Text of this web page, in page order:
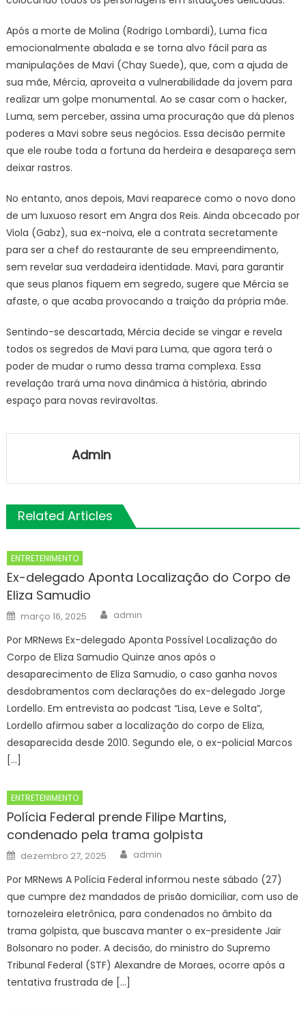
Após a morte de Molina (Rodrigo Lombardi), Luma fica
emocionalmente abalada e se torna alvo fácil para as
manipulações de Mavi (Chay Suede), que, com a ajuda de
sua mãe, Mércia, aproveita a vulnerabilidade da jovem para
realizar um golpe monumental. Ao se casar com o hacker,
Luma, sem perceber, assina uma procuração que dá plenos
poderes a Mavi sobre seus negócios. Essa decisão permite
que ele roube toda a fortuna da herdeira e desapareça sem
deixar rastros.
No entanto, anos depois, Mavi reaparece como o novo dono
de um luxuoso resort em Angra dos Reis. Ainda obcecado por
Viola (Gabz), sua ex-noiva, ele a contrata secretamente
para ser a chef do restaurante de seu empreendimento,
sem revelar sua verdadeira identidade. Mavi, para garantir
que seus planos fiquem em segredo, sugere que Mércia se
afaste, o que acaba provocando a traição da própria mãe.
Sentindo-se descartada, Mércia decide se vingar e revela
todos os segredos de Mavi para Luma, que agora terá o
poder de mudar o rumo dessa trama complexa. Essa
revelação trará uma nova dinâmica à história, abrindo
espaço para novas reviravoltas.
Admin
Related Articles
ENTRETENIMENTO
Ex-delegado Aponta Localização do Corpo de
Eliza Samudio
Posted
on
março 16, 2025 Author
admin
Por MRNews Ex-delegado Aponta Possível Localização do
Corpo de Eliza Samudio Quinze anos após o
desaparecimento de Eliza Samudio, o caso ganha novos
desdobramentos com declarações do ex-delegado Jorge
Lordello. Em entrevista ao podcast “Lisa, Leve e Solta”,
Lordello afirmou saber a localização do corpo de Eliza,
desaparecida desde 2010. Segundo ele, o ex-policial Marcos
[…]
ENTRETENIMENTO
Polícia Federal prende Filipe Martins,
condenado pela trama golpista
Posted
on
dezembro 27, 2025 Author
admin
Por MRNews A Polícia Federal informou neste sábado (27)
que cumpre dez mandados de prisão domiciliar, com uso de
tornozeleira eletrônica, para condenados no âmbito da
trama golpista, que buscava manter o ex-presidente Jair
Bolsonaro no poder. A decisão, do ministro do Supremo
Tribunal Federal (STF) Alexandre de Moraes, ocorre após a
tentativa frustrada de […]